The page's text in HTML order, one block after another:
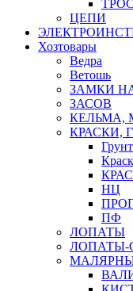
ЦЕПИ
Хозтовары
Ведра
Ветошь
ЗАМКИ
ЗАСОВ
КЕЛЬМА,
КРАСКИ,
НЦ
ПФ
ЛОПАТЫ
ЛОПАТЫ-